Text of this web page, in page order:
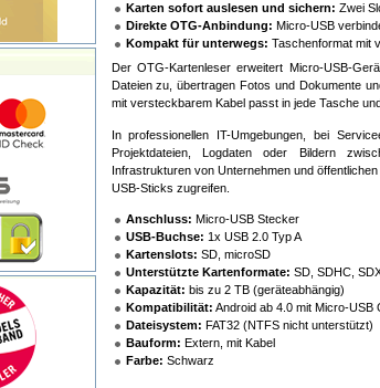
Karten sofort auslesen und sichern: Zwei
Direkte OTG-Anbindung: Micro-USB
Kompakt für unterwegs: Taschenformat mit
Der OTG-Kartenleser erweitert Micro-USB-
Dateien zu, übertragen Fotos und Dokumente
mit versteckbarem Kabel passt in jede Tasche
In professionellen IT-Umgebungen, bei
Projektdateien, Logdaten oder Bildern
Infrastrukturen von Unternehmen und
USB-Sticks zugreifen.
Anschluss: Micro-USB Stecker
USB-Buchse: 1x USB 2.0 Typ A
Kartenslots: SD, microSD
Unterstützte Kartenformate: SD, SDHC,
Kapazität: bis zu 2 TB (geräteabhängig)
Kompatibilität: Android ab 4.0 mit Micro-USB
Dateisystem: FAT32 (NTFS nicht unterstützt)
Bauform: Extern, mit Kabel
Farbe: Schwarz